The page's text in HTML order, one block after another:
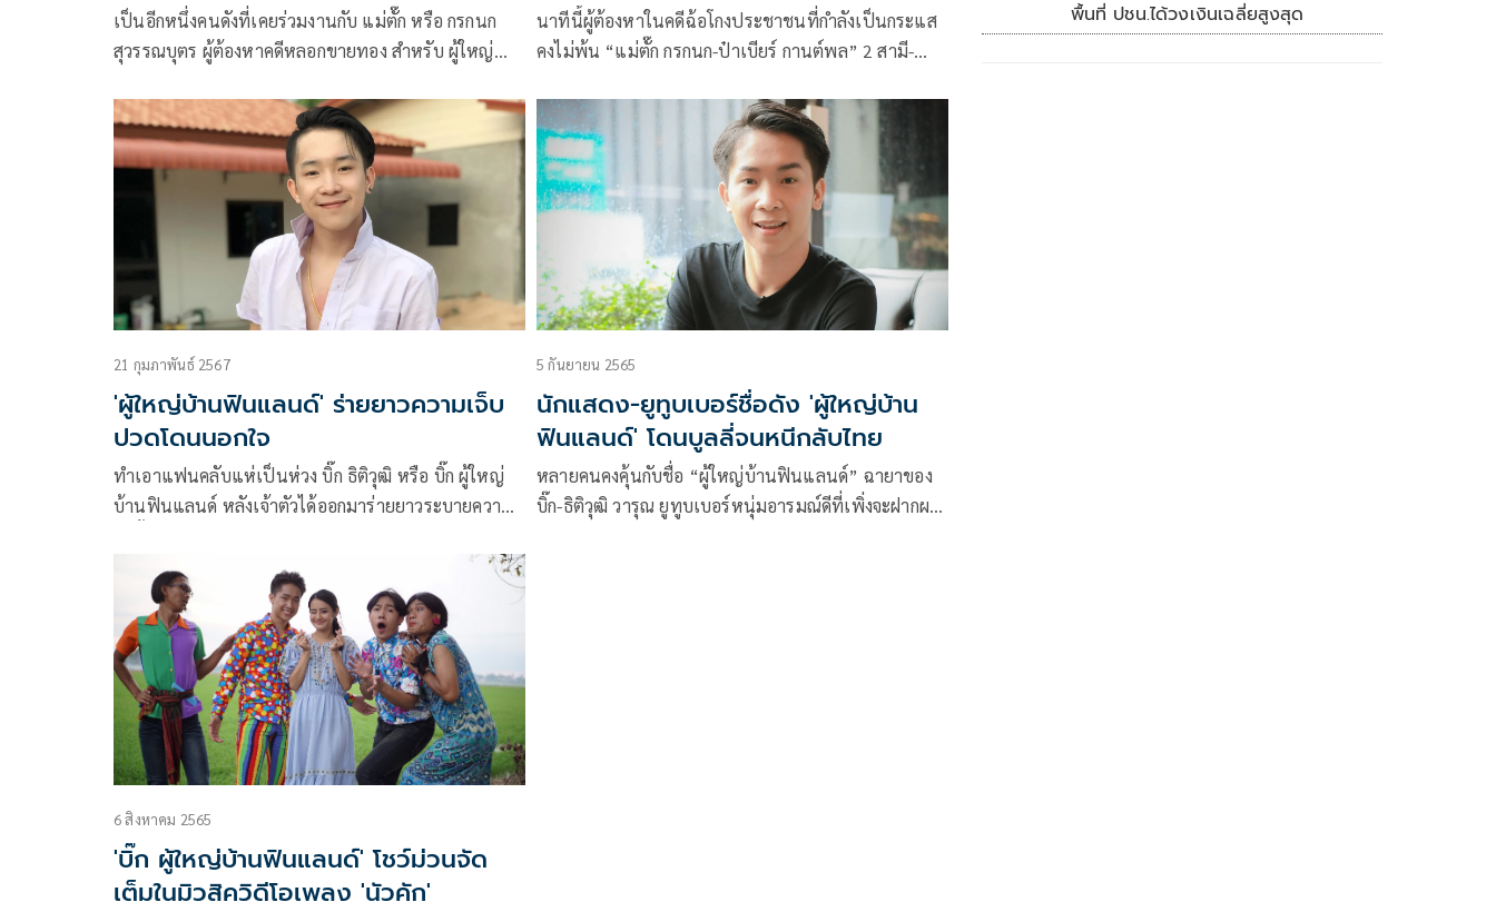
เป็นอีกหนึ่งคนดังที่เคยร่วมงานกับ แม่ตั๊ก หรือ กรกนก
สุวรรณบุตร ผู้ต้องหาคดีหลอกขายทอง สำหรับ ผู้ใหญ่
ไม่ได้มีความสนิทกับอีกฝ่ายเป็นการส่วนตัว เจอกัน 2 ครั้ง
ตอนที่เขาจ้างมาไลฟ์ขายของและเมื่อจบไลฟ์ปุ๊บก็กลับ
ทันทีเพราะมีงานคอนเสิร์ตต่อ
นาทีนี้ผู้ต้องหาในคดีฉ้อโกงประชาชนที่กำลังเป็นกระแส
คงไม่พ้น “แม่ตั๊ก กรกนก-ป๋าเบียร์ กานต์พล” 2 สามี-
ทองคำแต่ผลตรวจทองคำบางรายการต่ำกว่ามาตรฐาน มี
ทองคำอยู่เพียง 71.38% เท่านั้น แถมยังมีรายชื่อเหล่า
ดารา-คนดังที่เคยร่วมรีวิวสินค้าของทั้งคู่ออกมายาวเป็น
หางว่าว
21 กุมภาพันธ์ 2567
'ผู้ใหญ่บ้านฟินแลนด์' ร่ายยาวความเจ็บ
ปวดโดนนอกใจ
ทำเอาแฟนคลับแห่เป็นห่วง บิ๊ก ธิติวุฒิ หรือ บิ๊ก ผู้ใหญ่
บ้านฟินแลนด์ หลังเจ้าตัวได้ออกมาร่ายยาวระบายความ
แพรวพราว แสงทอง ว่ากำลังมีมือที่ 3 เข้ามาทำลาย
ครอบครัว ผ่านเฟซบุ๊ก Thitiwut Varoon ที่มีผู้ติดตามถึง
1 ล้านคน โดย บิ๊ก ผู้ใหญ่บ้านฟินแลนด์ ได้ระบุว่า
5 กันยายน 2565
นักแสดง-ยูทูบเบอร์ชื่อดัง 'ผู้ใหญ่บ้าน
ฟินแลนด์' โดนบูลลี่จนหนีกลับไทย
หลายคนคงคุ้นกับชื่อ “ผู้ใหญ่บ้านฟินแลนด์” ฉายาของ
บิ๊ก-ธิติวุฒิ วารุณ ยูทูบเบอร์หนุ่มอารมณ์ดีที่เพิ่งจะฝากผล
6 สิงหาคม 2565
'บิ๊ก ผู้ใหญ่บ้านฟินแลนด์' โชว์ม่วนจัด
เต็มในมิวสิควิดีโอเพลง 'นัวคัก'
พื้นที่ ปชน.ได้วงเงินเฉลี่ยสูงสุด